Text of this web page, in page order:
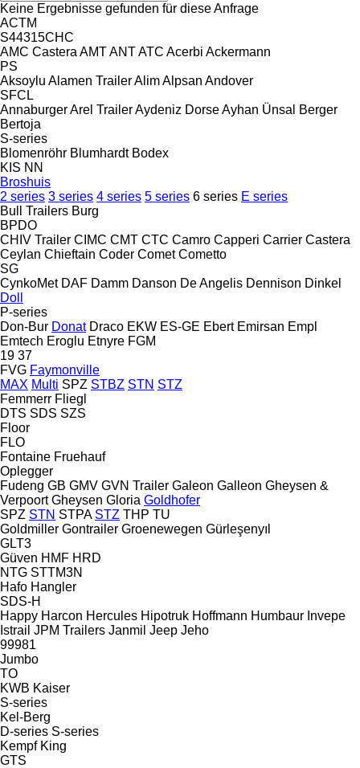
Keine Ergebnisse gefunden für diese Anfrage
ACTM
S44315CHC
AMC Castera AMTANTATC Acerbi Ackermann
PS
Aksoylu Alamen TrailerAlimAlpsan Andover
SFCL
AnnaburgerArel TrailerAydeniz DorseAyhan Ünsal
Berger
Bertoja
S-series
Blomenröhr Blumhardt Bodex
KIS NN
Broshuis
2 series 3 series 4 series 5 series 6 series E series
Bull Trailers Burg
BPDO
CHIV Trailer CIMC CMT CTC Camro Capperi Carrier Castera
Ceylan Chieftain Coder Comet Cometto
SG
CynkoMet DAF Damm Danson De Angelis Dennison Dinkel
Doll
P-series
Don-Bur Donat Draco EKW ES-GE Ebert Emirsan Empl
Emtech Eroglu Etnyre FGM
19 37
FVG Faymonville
MAX Multi SPZ STBZ STN STZ
Femmerr Fliegl
DTS SDS SZS
Floor
FLO
Fontaine Fruehauf
Oplegger
Fudeng GB GMV GVN Trailer Galeon Galleon Gheysen &
Verpoort Gheysen Gloria Goldhofer
SPZ STN STPA STZ THP TU
Goldmiller Gontrailer Groenewegen Gürleşenyıl
GLT3
Güven HMF HRD
NTG STTM3N
Hafo Hangler
SDS-H
Happy Harcon Hercules Hipotruk Hoffmann Humbaur Invepe
Istrail JPM Trailers Janmil Jeep Jeho
99981
Jumbo
TO
KWB Kaiser
S-series
Kel-Berg
D-series S-series
Kempf King
GTS